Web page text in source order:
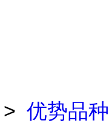
> 优势品种